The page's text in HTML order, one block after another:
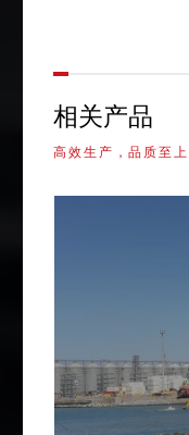
相关产品
高效生产，品质至上